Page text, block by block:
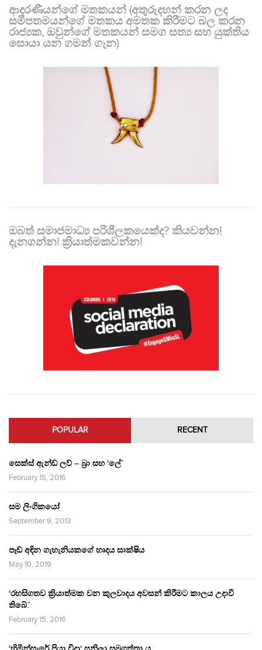
ආදරණීයන්ගේ මතකයන් (අතුරුදහන් කරන ලද
සමීපතමයන්ගේ මතකය අමතක කිරීමට බල කරන
රාජ්‍යක, ඔවුන්ගේ මතකයන් සමග සත්‍ය සහ යුක්තිය
සොයා යන ගමන් ගැන)
ඔබත් සමාජමාධ්‍ය පරිශීලකයෙක්ද? කියවන්න!
දැනගන්න! ක්‍රියාත්මකවන්න!
POPULAR RECENT
සෙක්ස් ඇන්ඩ් ලව් – බ්‍රා සහ ‘ලේ’
February 15, 2016
සම ලිංගිකයෝ
September 9, 2013
පෑඩ් අඳින ගැහැනියකගේ හෘදය සාක්ෂිය
May 10, 2019
‘රහසිගතව ක්‍රියාත්මක වන කුලවාදය අවසන් කිරීමට කාලය උදාවී
තිබේ.’
February 15, 2016